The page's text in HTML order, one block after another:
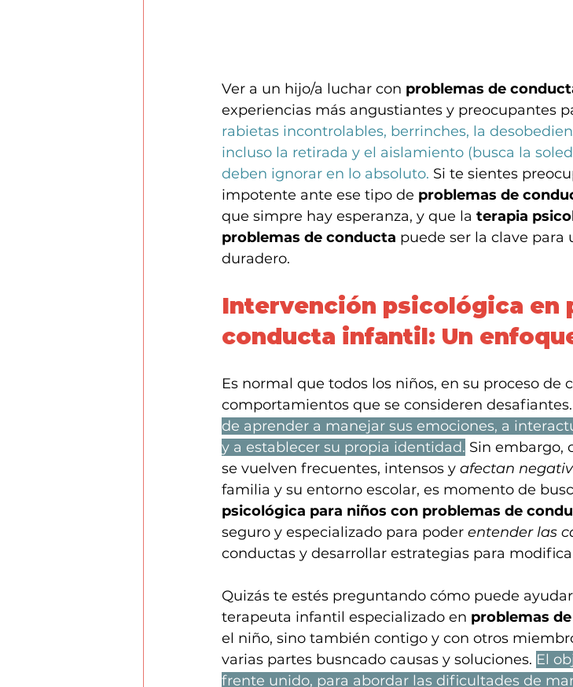
Ver a un hijo/a luchar con problemas de
experiencias más angustiantes y preocupantes
rabietas incontrolables, berrinches, la
incluso la retirada y el aislamiento (busca la
deben ignorar en lo absoluto. Si te sientes
impotente ante ese tipo de problemas de
que simpre hay esperanza, y que la terapia
problemas de conducta puede ser la clave
duradero.
Intervención psicológica en
conducta infantil: Un
Es normal que todos los niños, en su proceso de
comportamientos que se consideren desafiantes.
de aprender a manejar sus emociones, a
y a establecer su propia identidad. Sin embargo,
se vuelven frecuentes, intensos y afectan
familia y su entorno escolar, es momento de
psicológica para niños con problemas de
seguro y especializado para poder entender las
conductas y desarrollar estrategias para
Quizás te estés preguntando cómo puede
terapeuta infantil especializado en problemas
el niño, sino también contigo y con otros
varias partes busncado causas y soluciones. El
frente unido, para abordar las dificultades de